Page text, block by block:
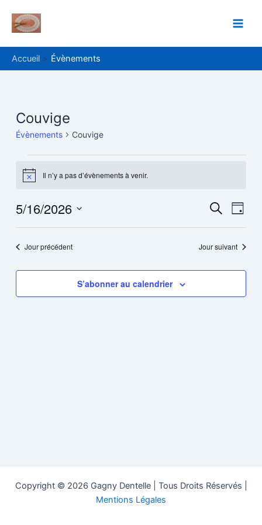
contenu
Accueil Évènements
Couvige
Évènements Couvige
Évènements
for
mai
16,
Notice Il n’y a pas d’évènements à venir.
et
Recherche
Jour
5/16/2026
date.Jour précédent Jour suivant
S’abonner au calendrier
Copyright © 2026 Gagny Dentelle | Tous Droits Réservés |
Mentions Légales